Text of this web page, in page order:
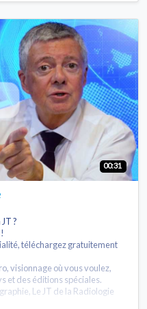
00:31
?
téléchargez gratuitement
visionnage où vous voulez,
et des éditions spéciales.
Le JT de la Radiologie